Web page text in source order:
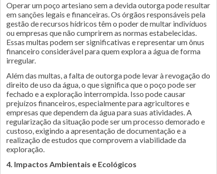
Operar um poço artesiano sem a devida outorga pode resultar
em sanções legais e financeiras. Os órgãos responsáveis pela
gestão de recursos hídricos têm o poder de multar indivíduos
ou empresas que não cumprirem as normas estabelecidas.
Essas multas podem ser significativas e representar um ônus
financeiro considerável para quem explora a água de forma
irregular.
Além das multas, a falta de outorga pode levar à revogação do
direito de uso da água, o que significa que o poço pode ser
fechado e a exploração interrompida. Isso pode causar
prejuízos financeiros, especialmente para agricultores e
empresas que dependem da água para suas atividades. A
regularização da situação pode ser um processo demorado e
custoso, exigindo a apresentação de documentação e a
realização de estudos que comprovem a viabilidade da
exploração.
4. Impactos Ambientais e Ecológicos